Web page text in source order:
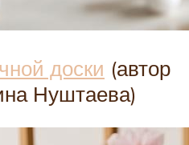
доски (автор
Нуштаева)